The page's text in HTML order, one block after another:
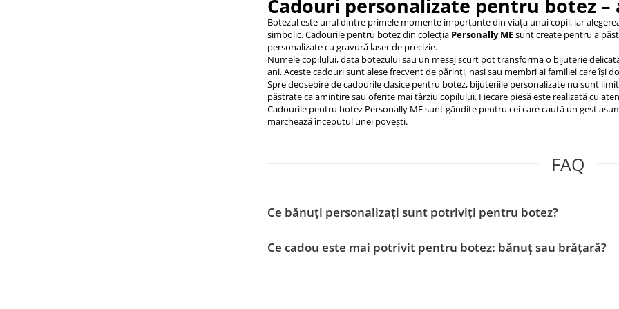
Cadouri personalizate pentru botez
Botezul este unul dintre primele momente importante din viața unui copil, iar
simbolic. Cadourile pentru botez din colecția Personally MEsunt create pentru a
personalizate cu gravură laser de precizie.
Numele copilului, data botezului sau un mesaj scurt pot transforma o bijuterie
ani. Aceste cadouri sunt alese frecvent de părinți, nași sau membri ai familiei care își
Spre deosebire de cadourile clasice pentru botez, bijuteriile personalizate nu sunt
păstrate ca amintire sau oferite mai târziu copilului. Fiecare piesă este realizată cu
Cadourile pentru botez Personally ME sunt gândite pentru cei care caută un gest
marchează începutul unei povești.
FAQ
Ce bănuți personalizați sunt potriviți pentru botez?
Ce cadou este mai potrivit pentru botez: bănuț sau brățară?